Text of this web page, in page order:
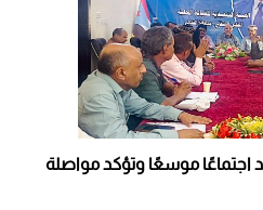
اجتماعًا موسعًا وتؤكد مواصلة